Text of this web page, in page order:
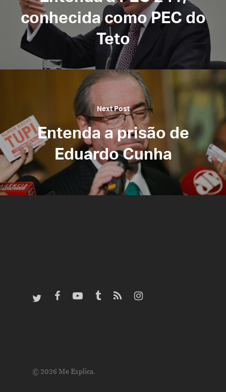
conhecida como PEC do
Teto
Next Post
Entenda a prisão de
Eduardo Cunha
© 2026 Me Explica.